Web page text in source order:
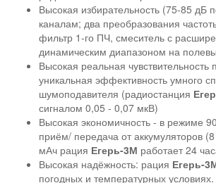
Высокая избирательность (75-85 дБ
каналам; два преобразования
фильтр 1-го ПЧ, смеситель с
динамическим диапазоном на
Высокая реальная чувствительность
уникальная эффективность умного
шумоподавителя (радиостанция
сигналом 0,05 - 0,07 мкВ)
Высокая экономичность - в режиме
приём/ передача от аккумуляторов
мАч рация Егерь-3М работает 24
Высокая надёжность: рация Егерь-
погодных и температурных